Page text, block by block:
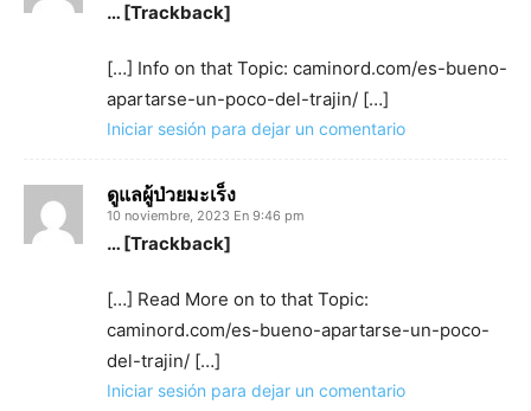
… [Trackback]
[…] Info on that Topic: caminord.com/es-bueno-
apartarse-un-poco-del-trajin/ […]
Iniciar sesión para dejar un comentario
ดูแลผู้ป่วยมะเร็ง
10 noviembre, 2023 En 9:46 pm
… [Trackback]
[…] Read More on to that Topic:
caminord.com/es-bueno-apartarse-un-poco-
del-trajin/ […]
Iniciar sesión para dejar un comentario